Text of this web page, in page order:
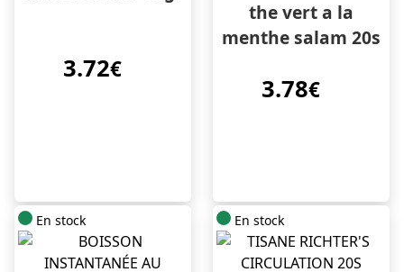
3.72€
the vert a la
menthe salam 20s
3.78€
En stock En stock